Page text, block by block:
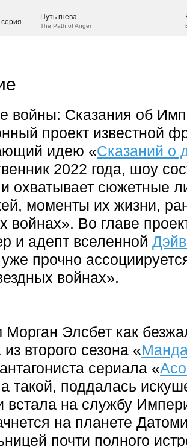
Путь гнева
The Path of Anger
войны: Сказания об
проект известной
идею «Сказаний о
2022 года, шоу
охватывает сюжетные
моменты их жизни,
войнах». Во главе
и адепт вселенной
прочно
войнах».
Элсбет как
второго сезона «
сериала «
такой, поддалась
встала на службу
на планете
почти полного